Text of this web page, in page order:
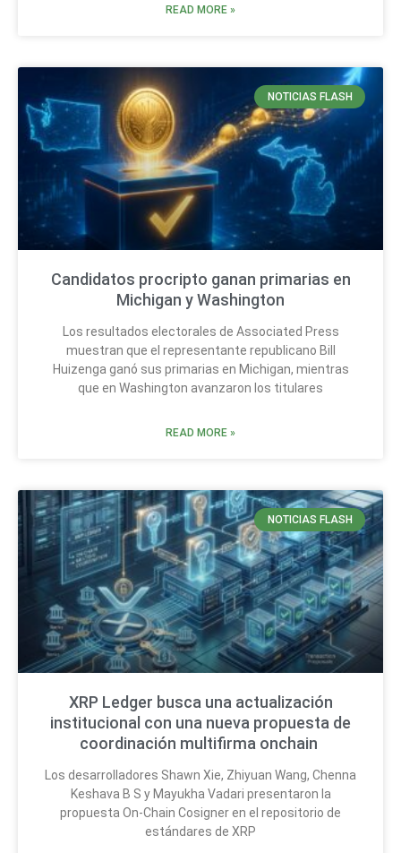
READ MORE »
NOTICIAS FLASH
Candidatos procripto ganan primarias en
Michigan y Washington
Los resultados electorales de Associated Press
muestran que el representante republicano Bill
Huizenga ganó sus primarias en Michigan, mientras
que en Washington avanzaron los titulares
READ MORE »
NOTICIAS FLASH
XRP Ledger busca una actualización
institucional con una nueva propuesta de
coordinación multifirma onchain
Los desarrolladores Shawn Xie, Zhiyuan Wang, Chenna
Keshava B S y Mayukha Vadari presentaron la
propuesta On-Chain Cosigner en el repositorio de
estándares de XRP